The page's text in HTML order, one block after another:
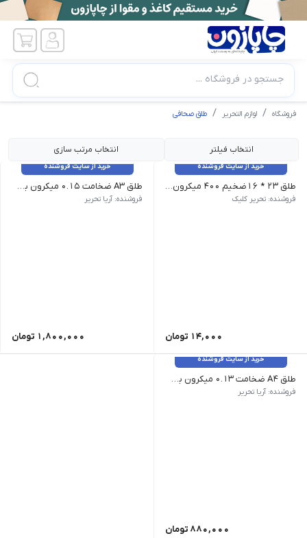
جستجو در فروشگاه ...
فروشگاه لوازم التحریر طلق صحافی
انتخاب فیلتر انتخاب مرتب سازی
خرید از سایت فروشنده
طلق 23 * 16ضخیم 400 میکرون گلف شفاف
فروشنده: تحریر کلیک
14,000 تومان
خرید از سایت فروشنده
طلق A3 ضخامت 0.15 میکرون بسته 100 عددی سایز A3 | جنس PVC | ضخامت 0.15 میکرون | نوع بسته بندی پلاستیکی | تعداد در بسته 100 عدد
فروشنده: آریا تحریر
1,800,000 تومان
خرید از سایت فروشنده
طلق A4 ضخامت 0.13 میکرون بسته 100 عددی سایز A4 | جنس PVC | ضخامت 0.13 میکرون | رنگ بندی شفاف، دودی، قرمز، آبی، زرد، سبز، بنفش، نارنجی | نوع بسته بندی پلاستیکی | تعداد در بسته 100 عدد
فروشنده: آریا تحریر
880,000 تومان